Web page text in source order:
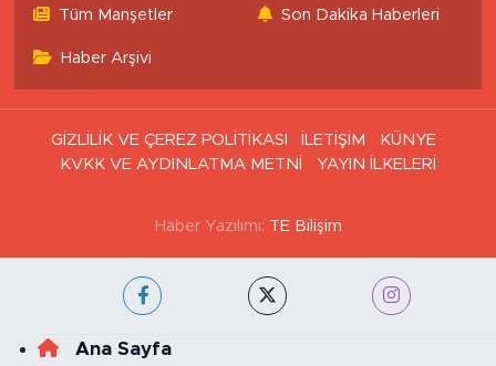
Tüm Manşetler Son Dakika Haberleri
Haber Arşivi
GİZLİLİK VE ÇEREZ POLİTİKASI İLETİŞİM
KÜNYE
KVKK VE AYDINLATMA METNİ
YAYIN İLKELERİ
Haber Yazılımı: TE Bilişim
Ana Sayfa